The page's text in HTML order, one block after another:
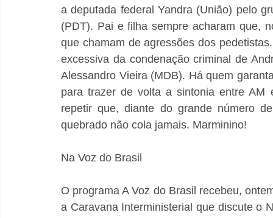
a deputada federal Yandra (União) pelo
(PDT). Pai e filha sempre acharam que,
que chamam de agressões dos
excessiva da condenação criminal de
Alessandro Vieira (MDB). Há quem
para trazer de volta a sintonia entre AM
repetir que, diante do grande número
quebrado não cola jamais. Marminino!
Na Voz do Brasil
O programa A Voz do Brasil recebeu,
a Caravana Interministerial que discute o